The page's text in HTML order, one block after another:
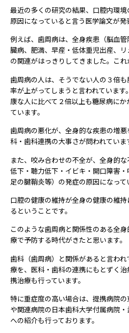
最近の多くの研究の結果、口腔内環
原因になっていると言う医学論文が発
例えば、歯周病は、全身疾患（脳血
臓病、肥満、早産・低体重児出産、
の関連がはっきりしてきました。これ
歯周病の人は、そうでない人の３倍
率が上がってしまうと言われていま
康な人に比べて２倍以上も糖尿病に
ています。
歯周病の悪化が、全身的な疾患の増
科・歯科連携の大事さが問われていま
また、咬み合わせの不全が、全身的
低下・聴力低下・イビキ・開口障害
足の腱鞘炎等）の発症の原因になって
口腔の健康の維持が全身の健康の維
るということです。
このような歯周病と関係性のある全
療で予防する時代がきたと思います。
歯科（歯周病）と関係があると言わ
療を、医科・歯科の連携にもとずく
携治療も行っています。
特に重症度の高い場合は、提携病院
や関連病院の日本歯科大学付属病院
への紹介も行っております。